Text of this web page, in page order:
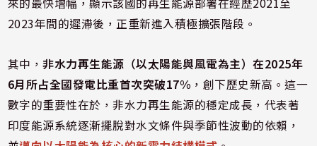
2023年間的遲滯後，正重新進入積極擴張階段。
其中，非水力再生能源（以太陽能與風電為主）在2025年
6月所占全國發電比重首次突破17% ，創下歷史新高。這一
數字的重要性在於，非水力再生能源的穩定成長，代表著
印度能源系統逐漸擺脫對水文條件與季節性波動的依賴，